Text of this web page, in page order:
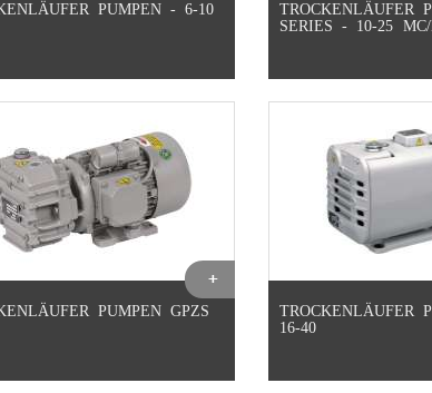
PUMPEN - 6-10
TROCKENLÄUFER
SERIES - 10-25
PUMPEN GPZS
TROCKENLÄUFER
16-40